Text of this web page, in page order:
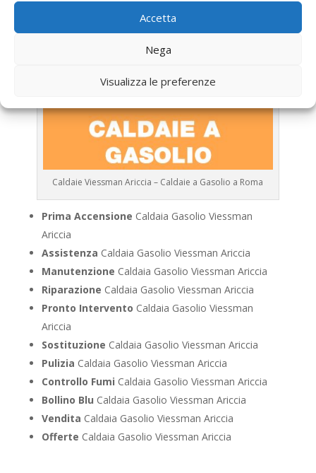
Accetta
Nega
Visualizza le preferenze
Caldaie Viessman Ariccia – Caldaie a Gasolio a Roma
Prima Accensione Caldaia Gasolio Viessman
Ariccia
Assistenza Caldaia Gasolio Viessman Ariccia
Manutenzione Caldaia Gasolio Viessman Ariccia
Riparazione Caldaia Gasolio Viessman Ariccia
Pronto Intervento Caldaia Gasolio Viessman
Ariccia
Sostituzione Caldaia Gasolio Viessman Ariccia
Pulizia Caldaia Gasolio Viessman Ariccia
Controllo Fumi Caldaia Gasolio Viessman Ariccia
Bollino Blu Caldaia Gasolio Viessman Ariccia
Vendita Caldaia Gasolio Viessman Ariccia
Offerte Caldaia Gasolio Viessman Ariccia